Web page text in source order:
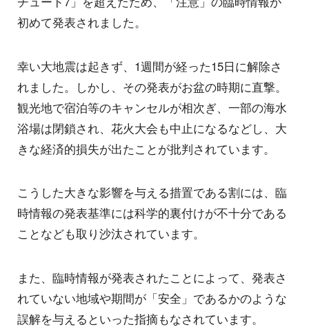
初めて発表されました。
幸い大地震は起きず、1週間が経った15日に解除さ
れました。しかし、その発表がお盆の時期に直撃。
観光地で宿泊等のキャンセルが相次ぎ、一部の海水
浴場は閉鎖され、花火大会も中止になるなどし、大
きな経済的損失が出たことが批判されています。
こうした大きな影響を与える措置である割には、臨
時情報の発表基準には科学的裏付けが不十分である
ことなども取り沙汰されています。
また、臨時情報が発表されたことによって、発表さ
れていない地域や期間が「安全」であるかのような
誤解を与えるといった指摘もなされています。